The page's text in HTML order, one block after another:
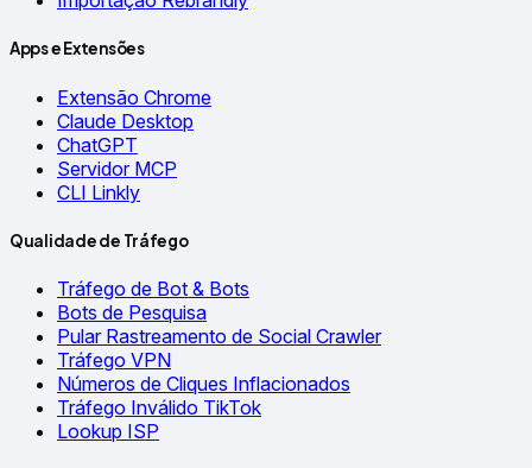
Apps e Extensões
Extensão Chrome
Claude Desktop
ChatGPT
Servidor MCP
CLI Linkly
Qualidade de Tráfego
Tráfego de Bot & Bots
Bots de Pesquisa
Pular Rastreamento de Social Crawler
Tráfego VPN
Números de Cliques Inflacionados
Tráfego Inválido TikTok
Lookup ISP